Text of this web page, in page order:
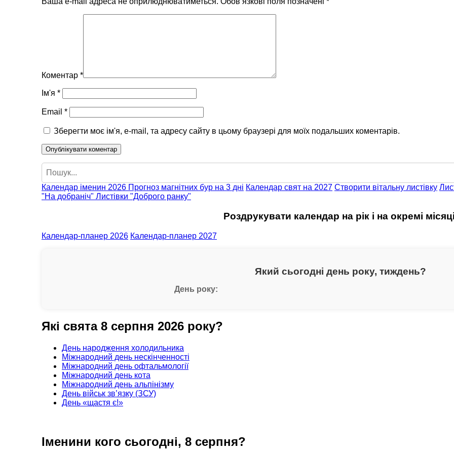
Коментар *
Ім'я *
Email *
Зберегти моє ім'я, e-mail, та адресу сайту в цьому браузері для моїх подальших коментарів.
Пошук
Календар іменин 2026 Прогноз магнітних бур на 3 дні Календар свят на 2027 Створити вітальну листівку
"На добраніч" Листівки "Доброго ранку"
Роздрукувати календар на рік і на окремі
Календар-планер 2026 Календар-планер 2027
Який сьогодні день року, тиждень?
День року:
Які свята 8 серпня 2026 року?
День народження холодильника
Міжнародний день нескінченності
Міжнародний день офтальмології
Міжнародний день кота
Міжнародний день альпінізму
День військ зв’язку (ЗСУ)
День «щастя є!»
Іменини кого сьогодні, 8 серпня?